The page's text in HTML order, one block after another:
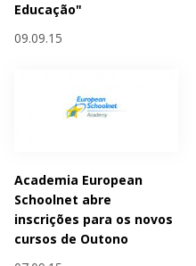
Educação"
09.09.15
Academia European
Schoolnet abre
inscrições para os novos
cursos de Outono